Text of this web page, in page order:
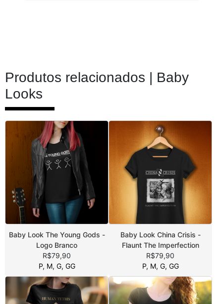
Produtos relacionados | Baby
Looks
Baby Look The Young Gods -
Logo Branco
R$79,90
P, M, G, GG
Baby Look China Crisis -
Flaunt The Imperfection
R$79,90
P, M, G, GG